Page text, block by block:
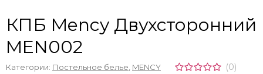
КПБ Mency Двухсторонний
MEN002
Категории: Постельное белье MENCY (0)